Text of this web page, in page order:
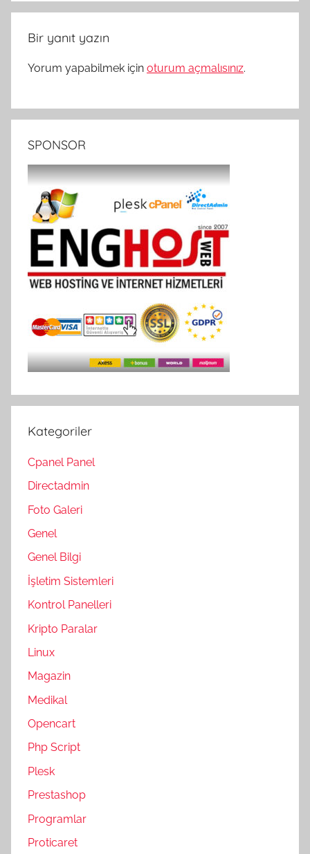
Bir yanıt yazın
Yorum yapabilmek için oturum açmalısınız.
SPONSOR
Kategoriler
Cpanel Panel
Directadmin
Foto Galeri
Genel
Genel Bilgi
İşletim Sistemleri
Kontrol Panelleri
Kripto Paralar
Linux
Magazin
Medikal
Opencart
Php Script
Plesk
Prestashop
Programlar
Proticaret